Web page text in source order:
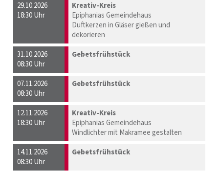
29.10.2026
18:30 Uhr
Kreativ-Kreis
Epiphanias Gemeindehaus
Duftkerzen in Gläser gießen und
dekorieren
31.10.2026
08:30 Uhr
Gebetsfrühstück
07.11.2026
08:30 Uhr
Gebetsfrühstück
12.11.2026
18:30 Uhr
Kreativ-Kreis
Epiphanias Gemeindehaus
Windlichter mit Makramee gestalten
14.11.2026
08:30 Uhr
Gebetsfrühstück